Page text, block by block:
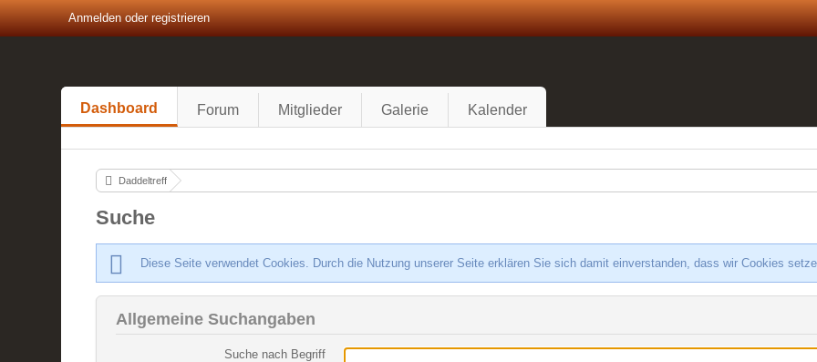
Anmelden oder registrieren
Dashboard Forum Mitglieder Galerie Kalender
Daddeltreff
Suche
Diese Seite verwendet Cookies. Durch die Nutzung unserer Seite erklären Sie sich damit einverstanden, dass wir Cookies
Allgemeine Suchangaben
Suche nach Begriff